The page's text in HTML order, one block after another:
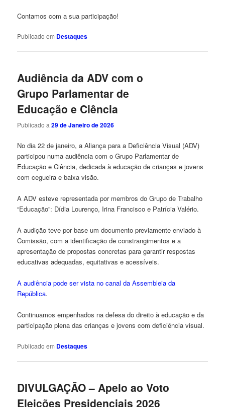
Contamos com a sua participação!
Publicado em Destaques
Audiência da ADV com o
Grupo Parlamentar de
Educação e Ciência
Publicado a29 de Janeiro de 2026
No dia 22 de janeiro, a Aliança para a Deficiência Visual (ADV)
participou numa audiência com o Grupo Parlamentar de
Educação e Ciência, dedicada à educação de crianças e jovens
com cegueira e baixa visão.
A ADV esteve representada por membros do Grupo de Trabalho
“Educação”: Dídia Lourenço, Irina Francisco e Patrícia Valério.
A audição teve por base um documento previamente enviado à
Comissão, com a identificação de constrangimentos e a
apresentação de propostas concretas para garantir respostas
educativas adequadas, equitativas e acessíveis.
A audiência pode ser vista no canal da Assembleia da
República.
Continuamos empenhados na defesa do direito à educação e da
participação plena das crianças e jovens com deficiência visual.
Publicado em Destaques
DIVULGAÇÃO – Apelo ao Voto
Eleições Presidenciais 2026